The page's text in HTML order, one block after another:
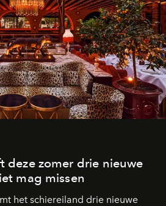
deze zomer drie nieuwe
mag missen
het schiereiland drie nieuwe